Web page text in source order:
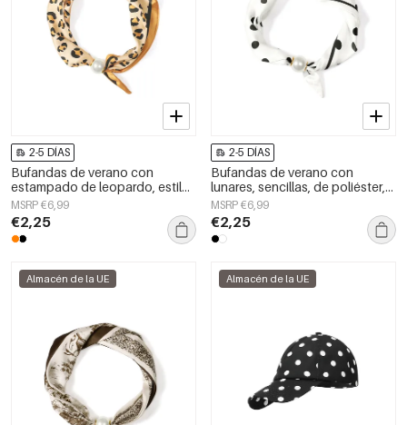
2-5 DÍAS
Bufandas de verano con
estampado de leopardo, estilo
casual, de poliéster, accesorios
para el día a día.
MSRP €6,99
€2,25
2-5 DÍAS
Bufandas de verano con
lunares, sencillas, de poliéster,
accesorios para el día a día.
MSRP €6,99
€2,25
Almacén de la UE Almacén de la UE